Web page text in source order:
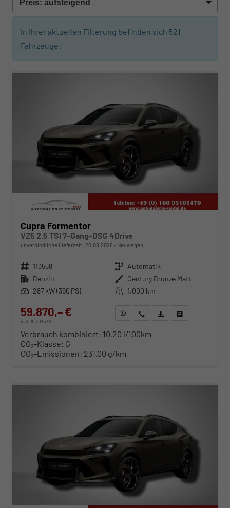
In Ihrer aktuellen Filterung befinden sich 521
Fahrzeuge:
ab 608,– € mtl.
Cupra Formentor
VZ5 2.5 TSI 7-Gang-DSG 4Drive
unverbindliche Lieferzeit: 20.08.2026 Neuwagen
Fahrzeugnr. 113558 Getriebe Automatik
Kraftstoff Benzin Außenfarbe Century Bronze Matt
Leistung 287 kW (390 PS) Kilometerstand 1.000 km
59.870,– €
incl. 19% MwSt.
WhatsApp anfragen
Wir rufen Sie anFahrzeugexposé (PDF)
Verbrauch kombiniert: 10,20 l/100km
CO2-Klasse: G
CO2-Emissionen: 231,00 g/km